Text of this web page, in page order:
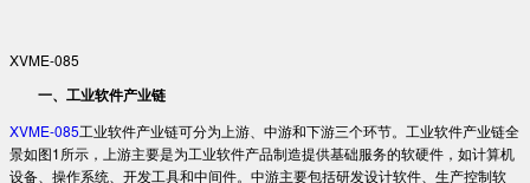
XVME-085
一、工业软件产业链
XVME-085工业软件产业链可分为上游、中游和下游三个环节。工业软件产业链全
景如图1所示，上游主要是为工业软件产品制造提供基础服务的软硬件，如计算机
设备、操作系统、开发工具和中间件。中游主要包括研发设计软件、生产控制软